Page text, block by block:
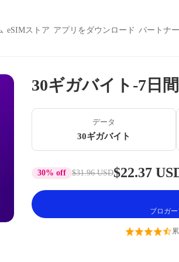
eSIMストア アプリをダウンロード パートナー
30ギガバイト-7日間
データ
30ギガバイト
30% off $31.96 USD$22.37
ブロガ